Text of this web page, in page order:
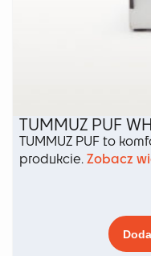
TUMMUZ PUF
TUMMUZ PUF to
produkcie.Zobacz